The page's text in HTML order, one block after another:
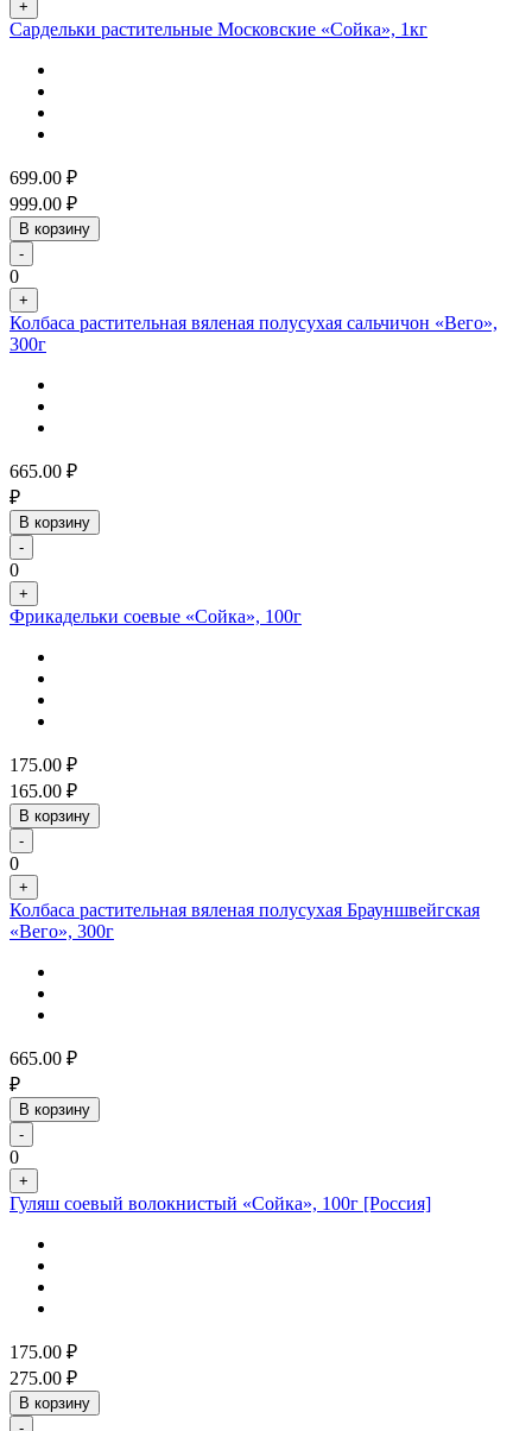
+
Сардельки растительные Московские «Сойка», 1кг
699.00 ₽
999.00 ₽
В корзину
-
0
+
Колбаса растительная вяленая полусухая сальчичон «Вего»,
300г
665.00 ₽
₽
В корзину
-
0
+
Фрикадельки соевые «Сойка», 100г
175.00 ₽
165.00 ₽
В корзину
-
0
+
Колбаса растительная вяленая полусухая Брауншвейгская
«Вего», 300г
665.00 ₽
₽
В корзину
-
0
+
Гуляш соевый волокнистый «Сойка», 100г [Россия]
175.00 ₽
275.00 ₽
В корзину